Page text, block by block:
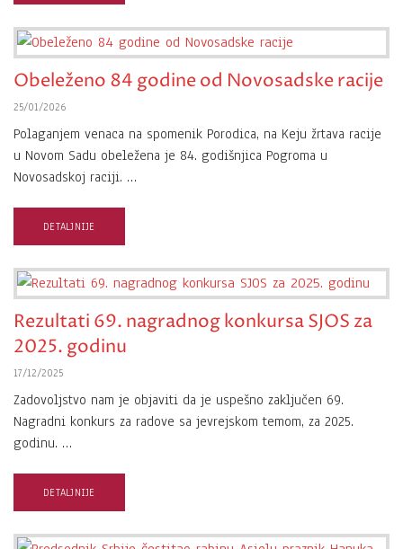
Obeleženo 84 godine od Novosadske racije
25/01/2026
Polaganjem venaca na spomenik Porodica, na Keju žrtava racije
u Novom Sadu obeležena je 84. godišnjica Pogroma u
Novosadskoj raciji. …
DETALJNIJE
Rezultati 69. nagradnog konkursa SJOS za
2025. godinu
17/12/2025
Zadovoljstvo nam je objaviti da je uspešno zaključen 69.
Nagradni konkurs za radove sa jevrejskom temom, za 2025.
godinu. …
DETALJNIJE